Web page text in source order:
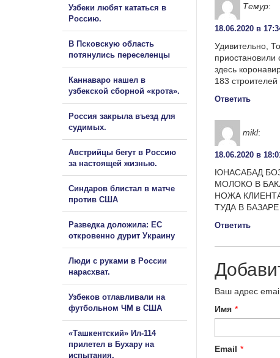
Темур:
18.06.2020 в
Удивительно,
приостановили
здесь
183
Ответить
mikl:
18.06.2020 в
ЮНАСАБАД
МОЛОКО В
НОЖА
ТУДА В БАЗАРЕ
Ответить
Ваш адрес
Имя *
Email *
Узбеки любят кататься в
Россию.
В Псковскую область
потянулись переселенцы
Каннаваро нашел в
узбекской сборной «крота».
Россия закрыла въезд для
судимых.
Австрийцы бегут в Россию
за настоящей жизнью.
Синдаров блистал в матче
против США
Разведка доложила: ЕС
откровенно дурит Украину
Люди с руками в России
нарасхват.
Узбеков отлавливали на
футбольном ЧМ в США
«Ташкентский» Ил-114
прилетел в Бухару на
испытания.